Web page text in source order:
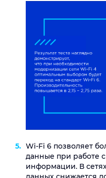
Wi-Fi 6 позволяет
данные при работе
информации. В